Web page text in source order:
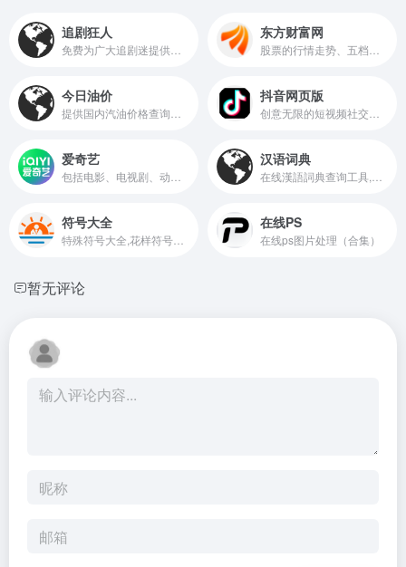
追剧狂人 东方财富网
今日油价 抖音网页版
爱奇艺 汉语词典
符号大全 在线PS
在线ps图片处理（合集）
暂无评论